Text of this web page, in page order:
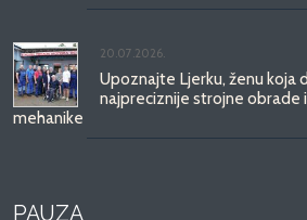
20.07.2026.
Upoznajte Ljerku, ženu koja
najpreciznije strojne obrade
mehanike
PAUZA